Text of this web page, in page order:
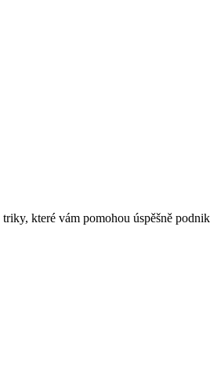
které vám pomohou úspěšně